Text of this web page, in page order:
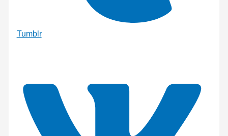
Tumblr